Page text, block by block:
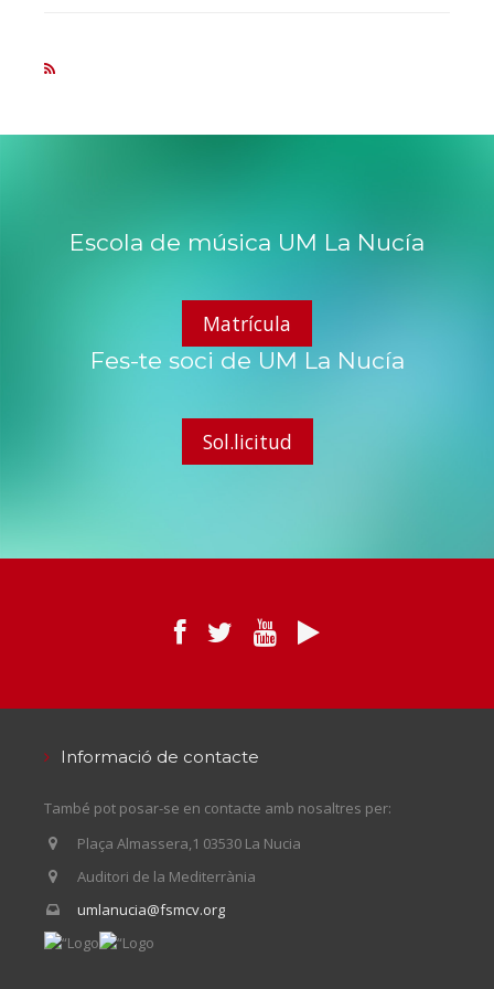
Escola de música UM La Nucía
Matrícula
Fes-te soci de UM La Nucía
Sol.licitud
Informació de contacte
També pot posar-se en contacte amb nosaltres per:
Plaça Almassera,1 03530 La Nucia
Auditori de la Mediterrània
umlanucia@fsmcv.org